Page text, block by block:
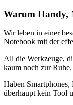
Bild
Warum Handy,
Wir leben in einer
Notebook mit der
All die Werkzeuge,
kaum noch zur
Haben
überhaupt kein Tool